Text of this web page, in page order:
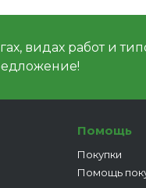
видах работ и
Помощь
Покупки
Помощь